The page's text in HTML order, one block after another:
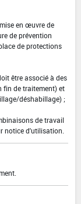
en œuvre de
de prévention
de protections
être associé à des
fin de traitement) et
déshabillage) ;
de travail
notice d'utilisation.